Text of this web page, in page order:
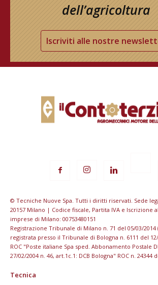
dell’agricoltura
Iscriviti alle nostre
© Tecniche Nuove Spa. Tutti i diritti riservati. Sede
20157 Milano | Codice fiscale, Partita IVA e Iscrizione
imprese di Milano: 00753480151
Registrazione Tribunale di Milano n. 71 del 05/03/
registrata presso il Tribunale di Bologna n. 6111 del
ROC "Poste italiane Spa sped. Abbonamento Postale
27/02/2004 n. 46, art.1c.1: DCB Bologna" ROC n. 24344
Tecnica